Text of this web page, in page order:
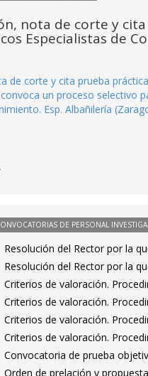
nota de corte y
Especialistas de
de corte y cita prueba
un proceso selectivo
Esp. Albañilería
DE PERSONAL
Resolución del Rector por la
Resolución del Rector por la
Criterios de valoración.
Criterios de valoración.
Criterios de valoración.
Criterios de valoración.
Convocatoria de prueba
Orden de prelación y